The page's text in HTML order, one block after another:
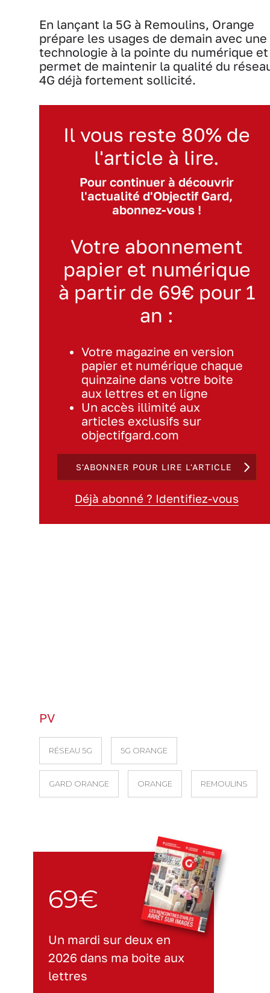
En lançant la 5G à Remoulins, Orange
prépare les usages de demain avec une
technologie à la pointe du numérique et
permet de maintenir la qualité du
4G déjà fortement sollicité.
Il vous reste 80% de
l'article à lire.
Pour continuer à découvrir
l'actualité d'Objectif Gard,
abonnez-vous !
Votre abonnement
papier et numérique
à partir de 69€ pour 1
an :
Votre magazine en version
papier et numérique chaque
quinzaine dans votre boite
aux lettres et en ligne
Un accès illimité aux
articles exclusifs sur
objectifgard.com
S'ABONNER POUR LIRE L'ARTICLE
Déjà abonné ? Identifiez-vous
PV
RÉSEAU 5G 5G ORANGE
GARD ORANGE ORANGE REMOULINS
69€
Un mardi sur deux en
2026 dans ma boite aux
lettres